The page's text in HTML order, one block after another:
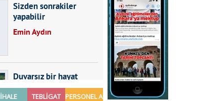
Sizden sonrakiler
yapabilir
Emin Aydın
Duvarsız bir hayat
Furkan SARICA